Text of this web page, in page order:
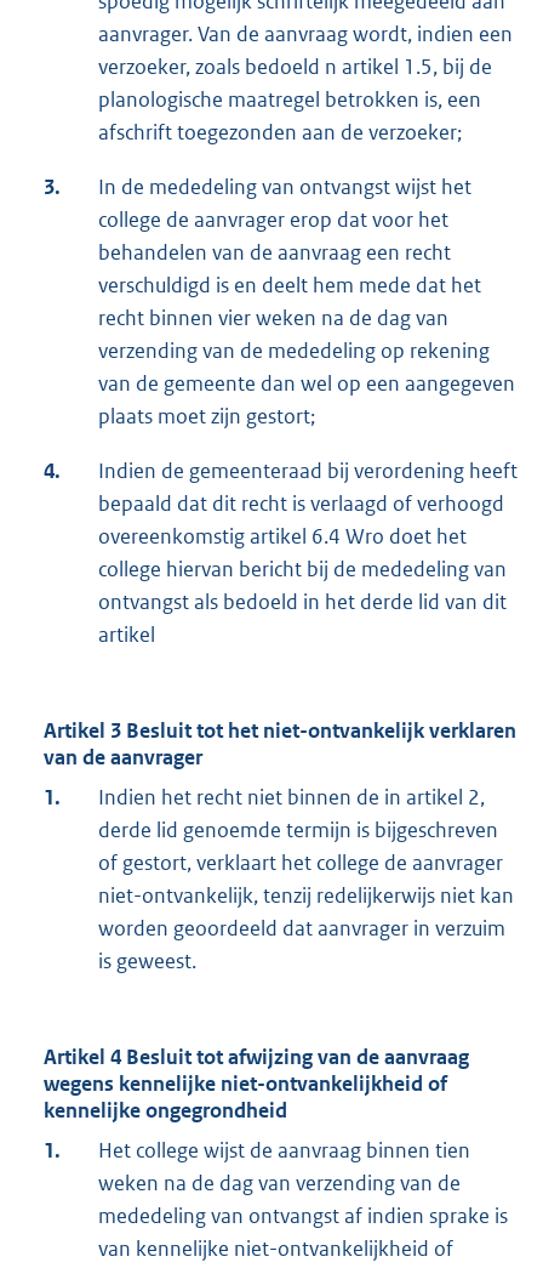
aanvrager. Van de aanvraag wordt, indien een
verzoeker, zoals bedoeld n artikel 1.5, bij de
planologische maatregel betrokken is, een
afschrift toegezonden aan de verzoeker;
3.
In de mededeling van ontvangst wijst het
college de aanvrager erop dat voor het
behandelen van de aanvraag een recht
verschuldigd is en deelt hem mede dat het
recht binnen vier weken na de dag van
verzending van de mededeling op rekening
van de gemeente dan wel op een aangegeven
plaats moet zijn gestort;
4.
Indien de gemeenteraad bij verordening heeft
bepaald dat dit recht is verlaagd of verhoogd
overeenkomstig artikel 6.4 Wro doet het
college hiervan bericht bij de mededeling van
ontvangst als bedoeld in het derde lid van dit
artikel
Artikel 3 Besluit tot het niet-ontvankelijk verklaren
van de aanvrager
1.
Indien het recht niet binnen de in artikel 2,
derde lid genoemde termijn is bijgeschreven
of gestort, verklaart het college de aanvrager
niet-ontvankelijk, tenzij redelijkerwijs niet kan
worden geoordeeld dat aanvrager in verzuim
is geweest.
Artikel 4 Besluit tot afwijzing van de aanvraag
wegens kennelijke niet-ontvankelijkheid of
kennelijke ongegrondheid
1.
Het college wijst de aanvraag binnen tien
weken na de dag van verzending van de
mededeling van ontvangst af indien sprake is
van kennelijke niet-ontvankelijkheid of